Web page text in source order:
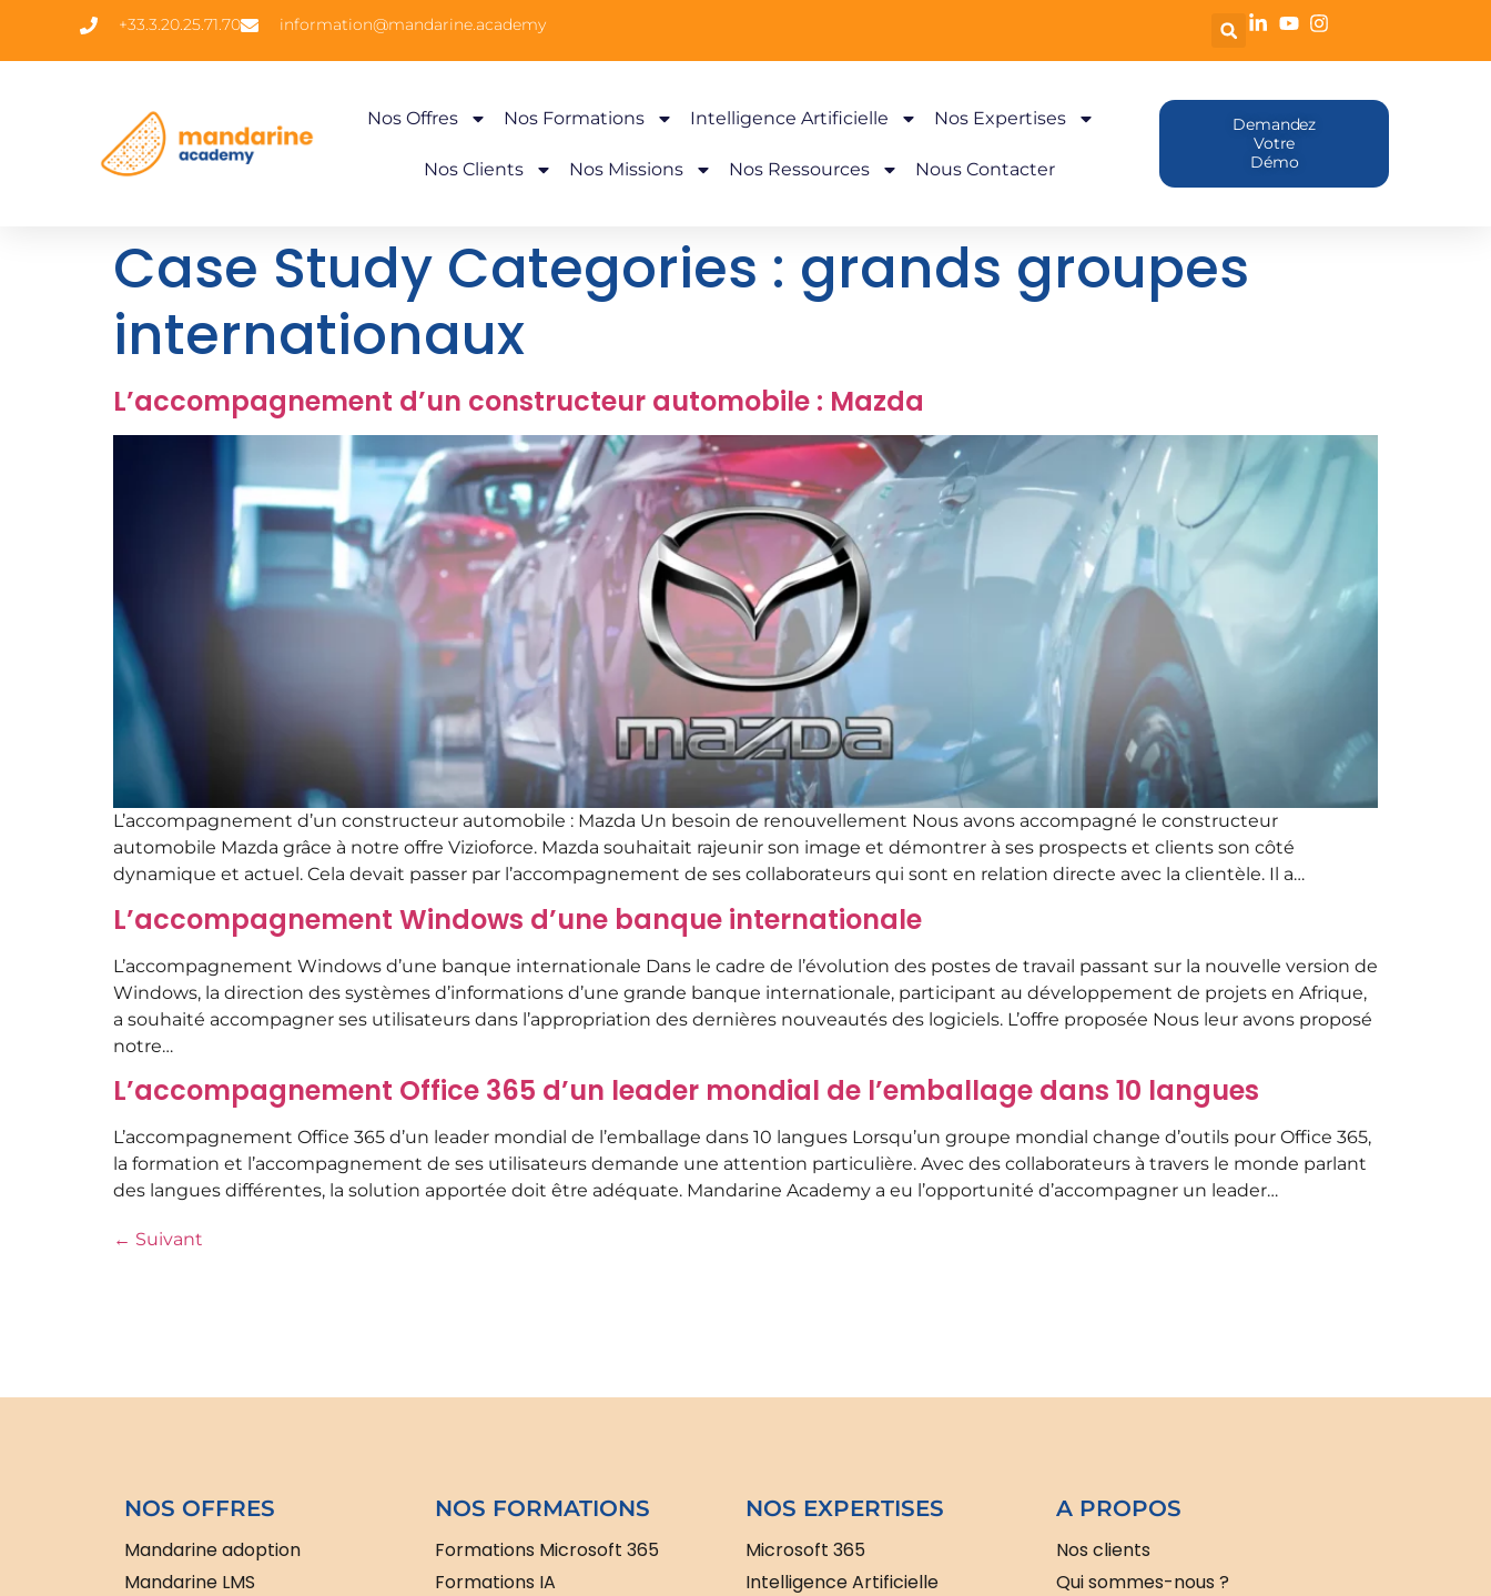
+33.3.20.25.71.70 information@mandarine.academy
Nos Offres Nos Formations Intelligence Artificielle Nos Expertises
Nos Clients Nos Missions Nos Ressources Nous Contacter
Demandez
Votre
Démo
Case Study Categories : grands groupes
internationaux
L’accompagnement d’un constructeur automobile : Mazda
L’accompagnement d’un constructeur automobile : Mazda Un besoin de renouvellement Nous avons accompagné le constructeur
automobile Mazda grâce à notre offre Vizioforce. Mazda souhaitait rajeunir son image et démontrer à ses prospects et clients son côté
dynamique et actuel. Cela devait passer par l’accompagnement de ses collaborateurs qui sont en relation directe avec la clientèle. Il a…
L’accompagnement Windows d’une banque internationale
L’accompagnement Windows d’une banque internationale Dans le cadre de l’évolution des postes de travail passant sur la nouvelle version de
Windows, la direction des systèmes d’informations d’une grande banque internationale, participant au développement de projets en Afrique,
a souhaité accompagner ses utilisateurs dans l’appropriation des dernières nouveautés des logiciels. L’offre proposée Nous leur avons proposé
notre…
L’accompagnement Office 365 d’un leader mondial de l’emballage dans 10 langues
L’accompagnement Office 365 d’un leader mondial de l’emballage dans 10 langues Lorsqu’un groupe mondial change d’outils pour Office 365,
la formation et l’accompagnement de ses utilisateurs demande une attention particulière. Avec des collaborateurs à travers le monde parlant
des langues différentes, la solution apportée doit être adéquate. Mandarine Academy a eu l’opportunité d’accompagner un leader…
← Suivant
NOS OFFRES
Mandarine adoption
Mandarine LMS
NOS FORMATIONS
Formations Microsoft 365
Formations IA
NOS EXPERTISES
Microsoft 365
Intelligence Artificielle
A PROPOS
Nos clients
Qui sommes-nous ?